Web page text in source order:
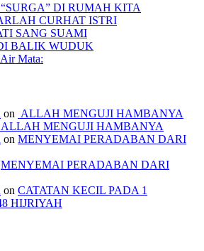
DI RUMAH KITA
CURHAT ISTRI
SANG SUAMI
BALIK WUDUK
Mata:
on ALLAH MENGUJI HAMBANYA
ALLAH MENGUJI HAMBANYA
on MENYEMAI PERADABAN DARI
MENYEMAI PERADABAN DARI
on CATATAN KECIL PADA 1
HIJRIYAH